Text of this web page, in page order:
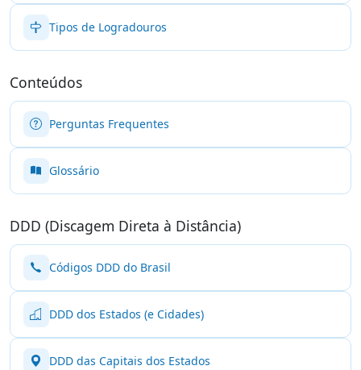
Tipos de Logradouros
Conteúdos
Perguntas Frequentes
Glossário
DDD (Discagem Direta à Distância)
Códigos DDD do Brasil
DDD dos Estados (e Cidades)
DDD das Capitais dos Estados